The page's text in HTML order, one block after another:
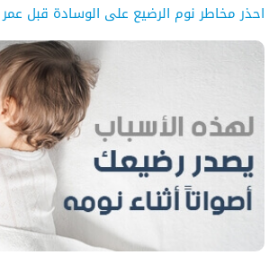
احذر مخاطر نوم الرضيع على الوسادة قبل